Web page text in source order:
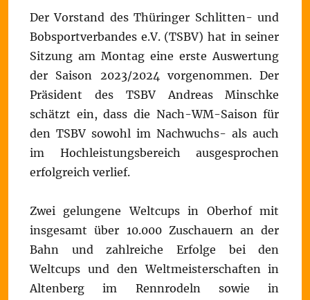
Der Vorstand des Thüringer Schlitten- und
Bobsportverbandes e.V. (TSBV) hat in seiner
Sitzung am Montag eine erste Auswertung
der Saison 2023/2024 vorgenommen. Der
Präsident des TSBV Andreas Minschke
schätzt ein, dass die Nach-WM-Saison für
den TSBV sowohl im Nachwuchs- als auch
im Hochleistungsbereich ausgesprochen
erfolgreich verlief.
Zwei gelungene Weltcups in Oberhof mit
insgesamt über 10.000 Zuschauern an der
Bahn und zahlreiche Erfolge bei den
Weltcups und den Weltmeisterschaften in
Altenberg im Rennrodeln sowie in